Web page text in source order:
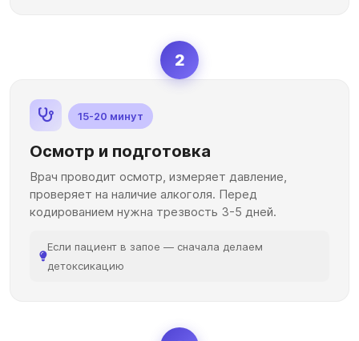
2
15-20 минут
Осмотр и подготовка
Врач проводит осмотр, измеряет давление,
проверяет на наличие алкоголя. Перед
кодированием нужна трезвость 3-5 дней.
Если пациент в запое — сначала делаем
детоксикацию